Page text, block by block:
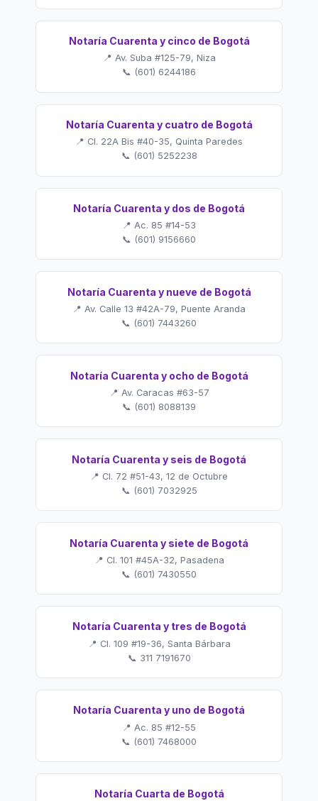
Notaría Cuarenta y cinco de Bogotá
📍 Av. Suba #125-79, Niza
📞 (601) 6244186
Notaría Cuarenta y cuatro de Bogotá
📍 Cl. 22A Bis #40-35, Quinta Paredes
📞 (601) 5252238
Notaría Cuarenta y dos de Bogotá
📍 Ac. 85 #14-53
📞 (601) 9156660
Notaría Cuarenta y nueve de Bogotá
📍 Av. Calle 13 #42A-79, Puente Aranda
📞 (601) 7443260
Notaría Cuarenta y ocho de Bogotá
📍 Av. Caracas #63-57
📞 (601) 8088139
Notaría Cuarenta y seis de Bogotá
📍 Cl. 72 #51-43, 12 de Octubre
📞 (601) 7032925
Notaría Cuarenta y siete de Bogotá
📍 Cl. 101 #45A-32, Pasadena
📞 (601) 7430550
Notaría Cuarenta y tres de Bogotá
📍 Cl. 109 #19-36, Santa Bárbara
📞 311 7191670
Notaría Cuarenta y uno de Bogotá
📍 Ac. 85 #12-55
📞 (601) 7468000
Notaría Cuarta de Bogotá